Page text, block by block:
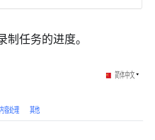
任务的进度。